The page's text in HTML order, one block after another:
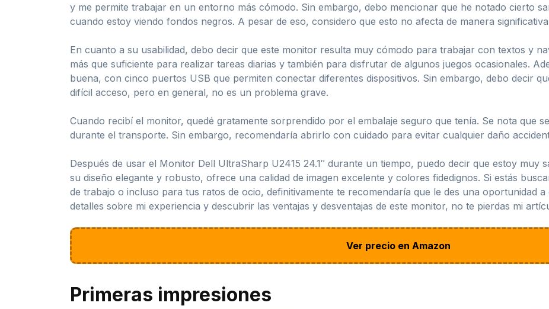
y me permite trabajar en un entorno más cómodo. Sin embargo, debo mencionar que he notado cierto
cuando estoy viendo fondos negros. A pesar de eso, considero que esto no afecta de manera
En cuanto a su usabilidad, debo decir que este monitor resulta muy cómodo para trabajar con textos y
más que suficiente para realizar tareas diarias y también para disfrutar de algunos juegos ocasionales.
buena, con cinco puertos USB que permiten conectar diferentes dispositivos. Sin embargo, debo decir
difícil acceso, pero en general, no es un problema grave.
Cuando recibí el monitor, quedé gratamente sorprendido por el embalaje seguro que tenía. Se nota que
durante el transporte. Sin embargo, recomendaría abrirlo con cuidado para evitar cualquier daño
Después de usar el Monitor Dell UltraSharp U2415 24.1″ durante un tiempo, puedo decir que estoy muy
su diseño elegante y robusto, ofrece una calidad de imagen excelente y colores fidedignos. Si estás
de trabajo o incluso para tus ratos de ocio, definitivamente te recomendaría que le des una oportunidad
detalles sobre mi experiencia y descubrir las ventajas y desventajas de este monitor, no te pierdas mi
Ver precio en Amazon
Primeras impresiones